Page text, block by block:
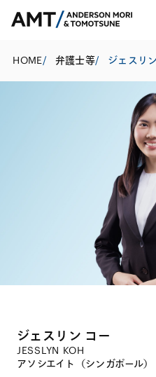
HOME/ 弁護士等/ ジェスリ
ジェスリン コー
JESSLYN KOH
アソシエイト（シンガポール）